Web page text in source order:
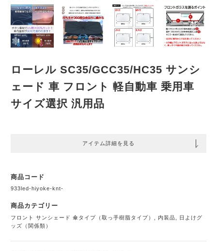
ローレル SC35/GCC35/HC35 サンシ
ェード 車 フロント 軽自動車 乗用車
サイズ選択 汎用品
アイテム詳細を見る
商品コード
933led-hiyoke-knt-
商品カテゴリー
フロント サンシェード 傘タイプ（取っ手樹脂タイプ） 内装品
日よけグ
ッズ（関係類）